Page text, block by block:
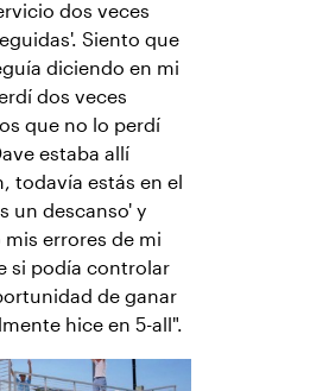
dos veces
Siento que
diciendo en mi
dos veces
que no lo perdí
estaba allí
todavía estás en el
un descanso' y
errores de mi
si podía controlar
de ganar
hice en 5-all".